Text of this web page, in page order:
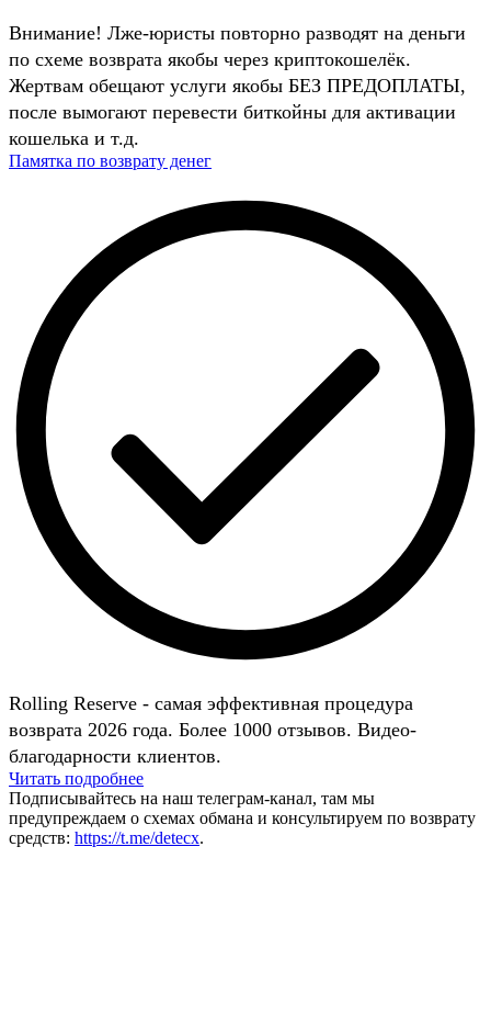
Внимание! Лже-юристы повторно разводят на деньги
по схеме возврата якобы через криптокошелёк.
Жертвам обещают услуги якобы БЕЗ ПРЕДОПЛАТЫ,
после вымогают перевести биткойны для активации
кошелька и т.д.
Памятка по возврату денег
Rolling Reserve - самая эффективная процедура
возврата 2026 года. Более 1000 отзывов. Видео-
благодарности клиентов.
Читать подробнее
Подписывайтесь на наш телеграм-канал, там мы
предупреждаем о схемах обмана и консультируем по возврату
средств: https://t.me/detecx.